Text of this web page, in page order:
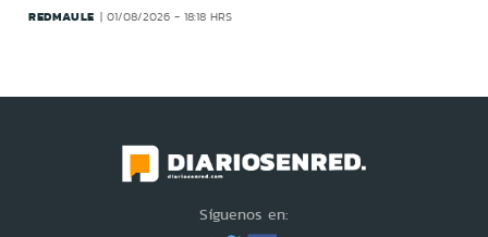
REDMAULE 01/08/2026 - 18:18 HRS
Síguenos en: